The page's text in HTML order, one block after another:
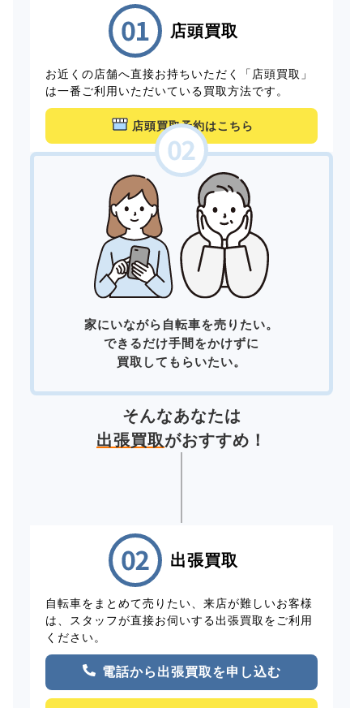
店頭買取
お近くの店舗へ直接お持ちいただく「店頭買取」
は一番ご利用いただいている買取方法です。
店頭買取予約はこちら
家にいながら自転車を売りたい。
できるだけ手間をかけずに
買取してもらいたい。
そんなあなたは
出張買取がおすすめ！
出張買取
自転車をまとめて売りたい、来店が難しいお客様
は、スタッフが直接お伺いする出張買取をご利用
ください。
電話から出張買取を申し込む